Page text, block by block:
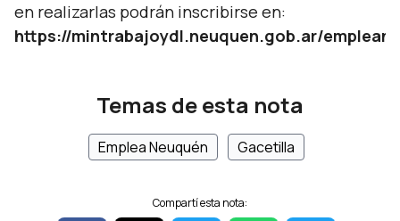
en realizarlas podrán inscribirse en:
https://mintrabajoydl.neuquen.gob.ar/
Temas de esta nota
Emplea Neuquén Gacetilla
Compartí esta nota: